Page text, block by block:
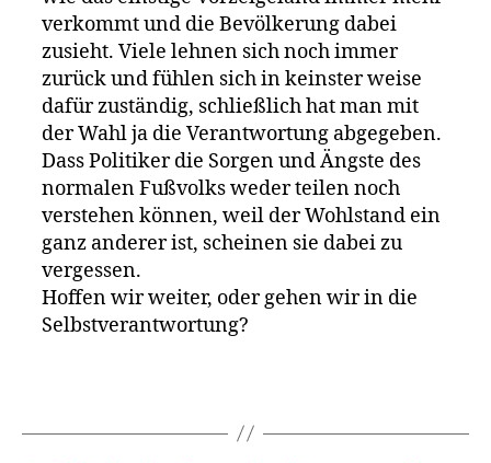
verkommt und die Bevölkerung dabei
zusieht. Viele lehnen sich noch immer
zurück und fühlen sich in keinster weise
dafür zuständig, schließlich hat man mit
der Wahl ja die Verantwortung abgegeben.
Dass Politiker die Sorgen und Ängste des
normalen Fußvolks weder teilen noch
verstehen können, weil der Wohlstand ein
ganz anderer ist, scheinen sie dabei zu
vergessen.
Hoffen wir weiter, oder gehen wir in die
Selbstverantwortung?